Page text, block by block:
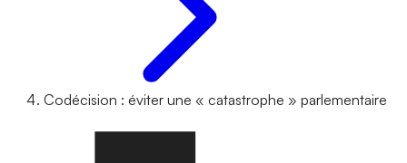
Codécision : éviter une « catastrophe » parlementaire